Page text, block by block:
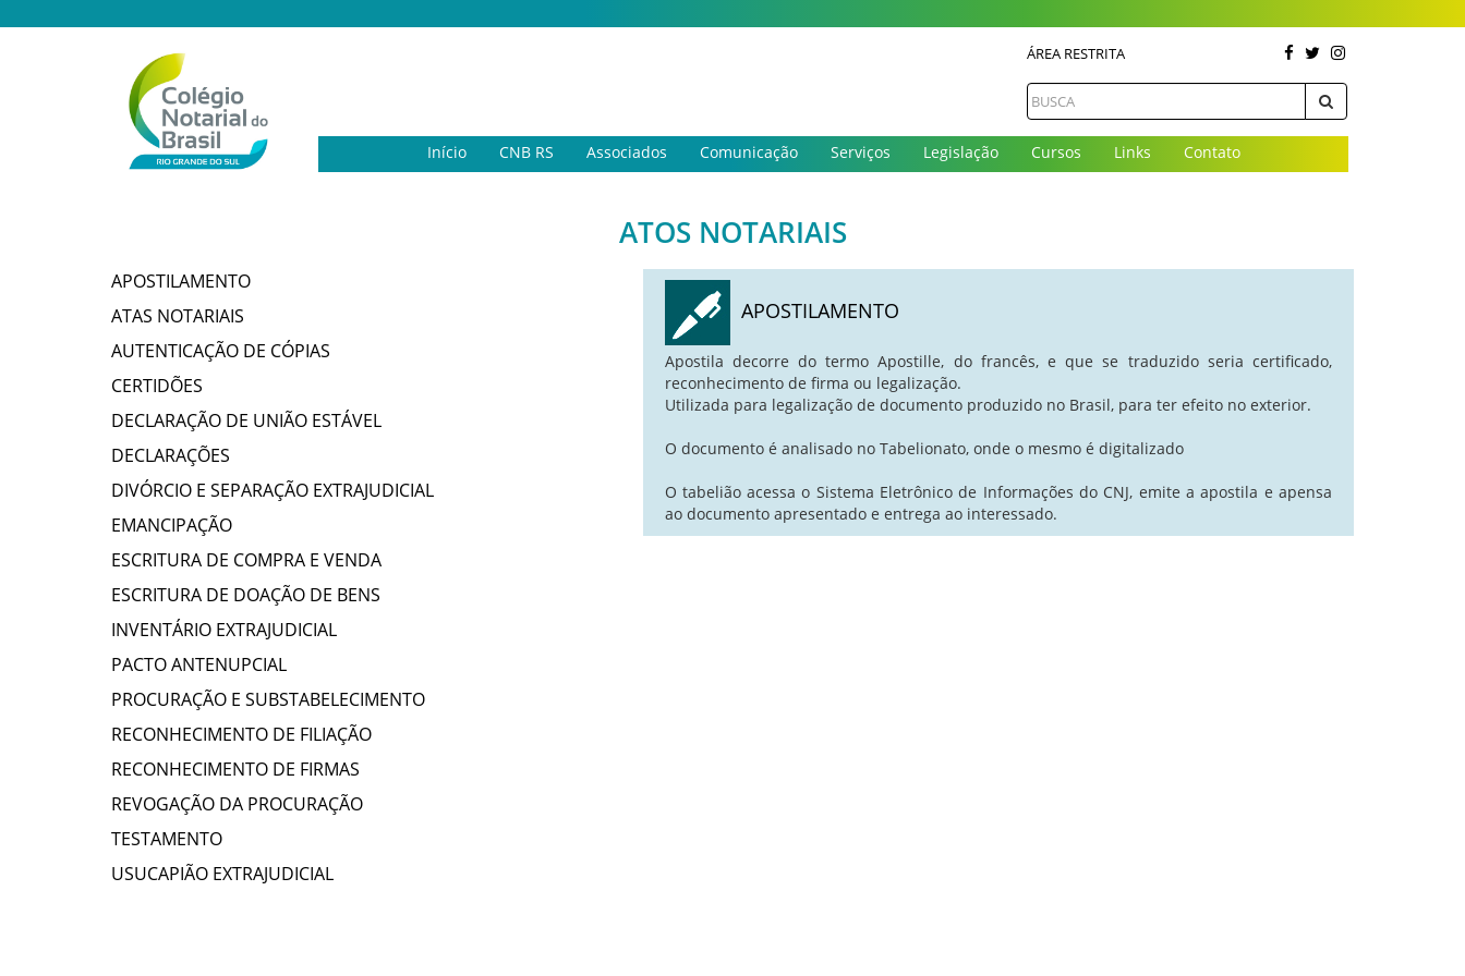
ÁREA RESTRITA
Início CNB RS Associados Comunicação Serviços Legislação Cursos Links Contato
ATOS NOTARIAIS
APOSTILAMENTO
ATAS NOTARIAIS
AUTENTICAÇÃO DE CÓPIAS
CERTIDÕES
DECLARAÇÃO DE UNIÃO ESTÁVEL
DECLARAÇÕES
DIVÓRCIO E SEPARAÇÃO EXTRAJUDICIAL
EMANCIPAÇÃO
ESCRITURA DE COMPRA E VENDA
ESCRITURA DE DOAÇÃO DE BENS
INVENTÁRIO EXTRAJUDICIAL
PACTO ANTENUPCIAL
PROCURAÇÃO E SUBSTABELECIMENTO
RECONHECIMENTO DE FILIAÇÃO
RECONHECIMENTO DE FIRMAS
REVOGAÇÃO DA PROCURAÇÃO
TESTAMENTO
USUCAPIÃO EXTRAJUDICIAL
APOSTILAMENTO
Apostila decorre do termo Apostille, do francês, e que se traduzido seria certificado,
reconhecimento de firma ou legalização.
Utilizada para legalização de documento produzido no Brasil, para ter efeito no exterior.
O documento é analisado no Tabelionato, onde o mesmo é digitalizado
O tabelião acessa o Sistema Eletrônico de Informações do CNJ, emite a apostila e apensa
ao documento apresentado e entrega ao interessado.